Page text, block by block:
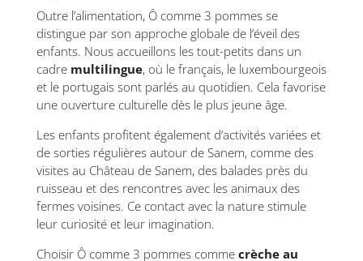
Outre l’alimentation, Ô comme 3 pommes se
distingue par son approche globale de l’éveil des
enfants. Nous accueillons les tout-petits dans un
cadre multilingue, où le français, le luxembourgeois
et le portugais sont parlés au quotidien. Cela favorise
une ouverture culturelle dès le plus jeune âge.
Les enfants profitent également d’activités variées et
de sorties régulières autour de Sanem, comme des
visites au Château de Sanem, des balades près du
ruisseau et des rencontres avec les animaux des
fermes voisines. Ce contact avec la nature stimule
leur curiosité et leur imagination.
Choisir Ô comme 3 pommes comme crèche au